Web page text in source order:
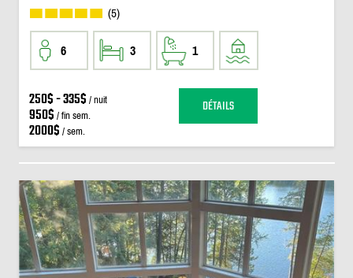
(5)
6 3 1
250$ - 335$ / nuit
950$ / fin sem.
2000$ / sem.
DÉTAILS